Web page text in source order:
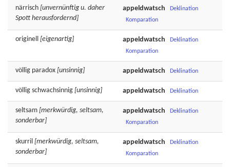
närrisch [unvernünftig u. daher
Spott herausfordernd]
appeldwatsch
Deklination
Komparation
originell [eigenartig] appeldwatsch
Deklination
Komparation
völlig paradox [unsinnig] appeldwatsch Deklination
völlig schwachsinnig [unsinnig] appeldwatsch Deklination
seltsam [merkwürdig, seltsam,
sonderbar]
appeldwatsch
Deklination
Komparation
skurril [merkwürdig, seltsam,
sonderbar]
appeldwatsch
Deklination
Komparation